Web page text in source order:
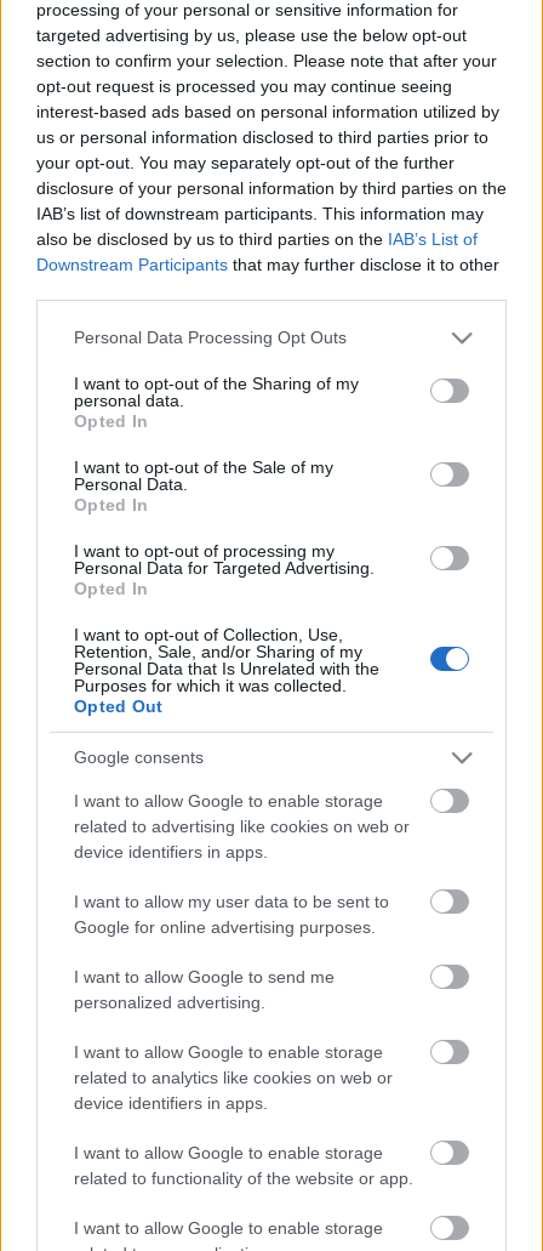
processing of your personal or sensitive information for
targeted advertising by us, please use the below opt-out
section to confirm your selection. Please note that after your
opt-out request is processed you may continue seeing
interest-based ads based on personal information utilized by
us or personal information disclosed to third parties prior to
your opt-out. You may separately opt-out of the further
disclosure of your personal information by third parties on the
IAB’s list of downstream participants. This information may
also be disclosed by us to third parties on the IAB’s List of
Downstream Participants that may further disclose it to other
Please note that this website/app uses one or more Google
not limited to your visit or usage behaviour. You may click to
grant or deny consent to Google and its third-party tags to
use your data for below specified purposes in below Google
consent section.
Personal Data Processing Opt Outs
I want to opt-out of the Sharing of my
personal data.
Opted In
I want to opt-out of the Sale of my
Personal Data.
Opted In
I want to opt-out of processing my
Personal Data for Targeted Advertising.
Opted In
I want to opt-out of Collection, Use,
Retention, Sale, and/or Sharing of my
Personal Data that Is Unrelated with the
Purposes for which it was collected.
Opted Out
Google consents
I want to allow Google to enable storage
related to advertising like cookies on web or
device identifiers in apps.
I want to allow my user data to be sent to
Google for online advertising purposes.
I want to allow Google to send me
personalized advertising.
I want to allow Google to enable storage
related to analytics like cookies on web or
device identifiers in apps.
I want to allow Google to enable storage
related to functionality of the website or app.
I want to allow Google to enable storage
áttekintésed (is). Kár, hogy a végén nem bontottad ki
a hitleres…
Propagandisták manipulálnak
Putyin nevével
Kabai Domokos Lajos•2017. június 13.
kormány) megtanulta és alkalmazza az amerikai
módszereket, ami eléggé felháborító lehet odaátról
nézve. Bár, akiket hol az egyik, hol a másik oldalról
vernek át, azoknak ez aligha vigasz. Az orosz, avagy a
Kossuthkifli ma még ínyenceknek
Kabai Domokos Lajos•2015. április 11.
Semmi baj nincs ezzel a Kossuthkiflivel. Csak hozzá
kell szoknia a nagyérdeműnek. Az állami televízió
nézettségi adatainak egyelőre tragikus alakulása
médiaiskolát kijárt. A Népszabadságban a hétvégén
közzétett számokat csak…